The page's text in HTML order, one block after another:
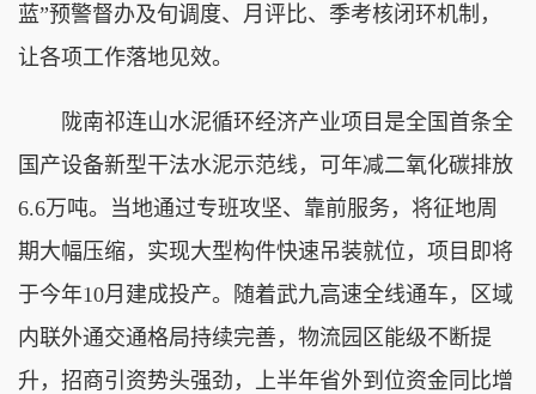
蓝”预警督办及旬调度、月评比、季考核闭环机制，
让各项工作落地见效。
陇南祁连山水泥循环经济产业项目是全国首条全
国产设备新型干法水泥示范线，可年减二氧化碳排放
6.6万吨。当地通过专班攻坚、靠前服务，将征地周
期大幅压缩，实现大型构件快速吊装就位，项目即将
于今年10月建成投产。随着武九高速全线通车，区域
内联外通交通格局持续完善，物流园区能级不断提
升，招商引资势头强劲，上半年省外到位资金同比增